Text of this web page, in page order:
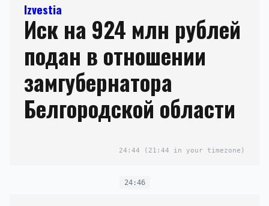
Izvestia
Иск на 924 млн рублей
подан в отношении
замгубернатора
Белгородской области
24:44 (21:44 in your timezone)
24:46